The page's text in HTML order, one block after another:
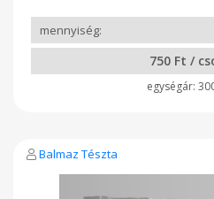
750 Ft /
Balmaz Tészta